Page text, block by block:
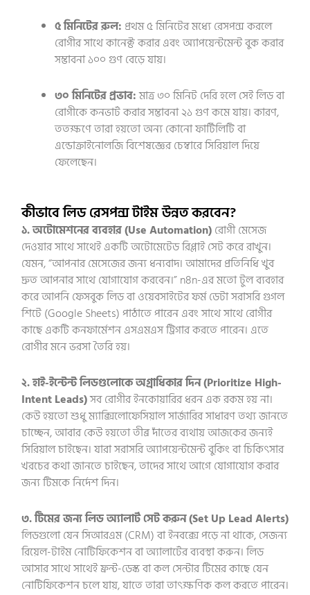
৫ মিনিটের রুল: প্রথম ৫ মিনিটের মধ্যে রেসপন্স করলে
রোগীর সাথে কানেক্ট করার এবং অ্যাপয়েন্টমেন্ট বুক করার
সম্ভাবনা ১০০ গুণ বেড়ে যায়।
৩০ মিনিটের প্রভাব:মাত্র ৩০ মিনিট দেরি হলে সেই লিড বা
রোগীকে কনভার্ট করার সম্ভাবনা ২১ গুণ কমে যায়। কারণ,
ততক্ষণে তারা হয়তো অন্য কোনো ফার্টিলিটি বা
এন্ডোক্রাইনোলজি বিশেষজ্ঞের চেম্বারে সিরিয়াল দিয়ে
ফেলেছেন।
কীভাবে লিড রেসপন্স টাইম উন্নত করবেন?
১. অটোমেশনের ব্যবহার (Use Automation)রোগী মেসেজ
দেওয়ার সাথে সাথেই একটি অটোমেটেড রিপ্লাই সেট করে রাখুন।
যেমন, “আপনার মেসেজের জন্য ধন্যবাদ। আমাদের প্রতিনিধি খুব
দ্রুত আপনার সাথে যোগাযোগ করবেন।” n8n-এর মতো টুল ব্যবহার
করে আপনি ফেসবুক লিড বা ওয়েবসাইটের ফর্ম ডেটা সরাসরি গুগল
শিটে (Google Sheets) পাঠাতে পারেন এবং সাথে সাথে রোগীর
কাছে একটি কনফার্মেশন এসএমএস ট্রিগার করতে পারেন। এতে
রোগীর মনে ভরসা তৈরি হয়।
২. হাই-ইন্টেন্ট লিডগুলোকে অগ্রাধিকার দিন (Prioritize High-
Intent Leads)সব রোগীর ইনকোয়ারির ধরন এক রকম হয় না।
কেউ হয়তো শুধু ম্যাক্সিলোফেসিয়াল সার্জারির সাধারণ তথ্য জানতে
চাচ্ছেন, আবার কেউ হয়তো তীব্র দাঁতের ব্যথায় আজকের জন্যই
সিরিয়াল চাইছেন। যারা সরাসরি অ্যাপয়েন্টমেন্ট বুকিং বা চিকিৎসার
খরচের কথা জানতে চাইছেন, তাদের সাথে আগে যোগাযোগ করার
জন্য টিমকে নির্দেশ দিন।
৩. টিমের জন্য লিড অ্যালার্ট সেট করুন (Set Up Lead Alerts)
লিডগুলো যেন সিআরএম (CRM) বা ইনবক্সে পড়ে না থাকে, সেজন্য
রিয়েল-টাইম নোটিফিকেশন বা অ্যালার্টের ব্যবস্থা করুন। লিড
আসার সাথে সাথেই ফ্রন্ট-ডেস্ক বা কল সেন্টার টিমের কাছে যেন
নোটিফিকেশন চলে যায়, যাতে তারা তাৎক্ষণিক কল করতে পারেন।